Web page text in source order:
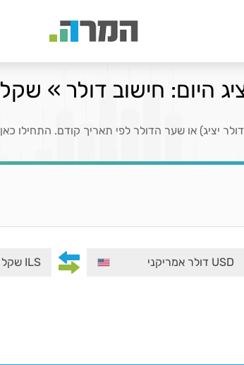
היום: חישוב דולר » שקל
יציג) או שער הדולר לפי תאריך קודם. התחילו כאן
USD דולר אמריקני ILS שקל חדש